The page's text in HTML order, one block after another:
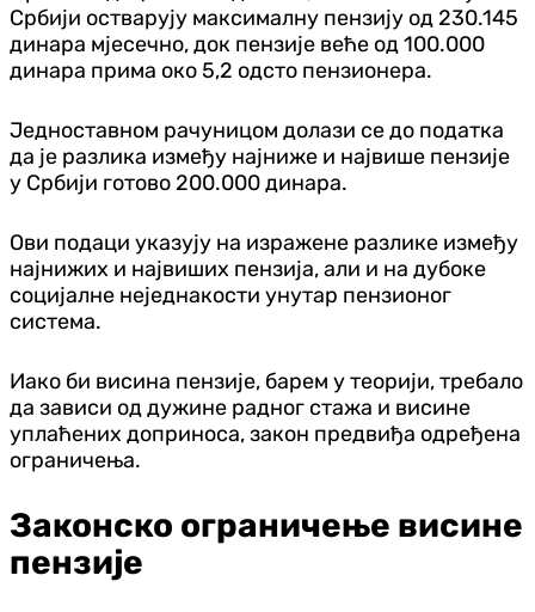
Србији остварују максималну пензију од 230.145
динара мјесечно, док пензије веће од 100.000
динара прима око 5,2 одсто пензионера.
Једноставном рачуницом долази се до податка
да је разлика између најниже и највише пензије
у Србији готово 200.000 динара.
Ови подаци указују на изражене разлике између
најнижих и највиших пензија, али и на дубоке
социјалне неједнакости унутар пензионог
система.
Иако би висина пензије, барем у теорији, требало
да зависи од дужине радног стажа и висине
уплаћених доприноса, закон предвиђа одређена
ограничења.
Законско ограничење висине
пензије